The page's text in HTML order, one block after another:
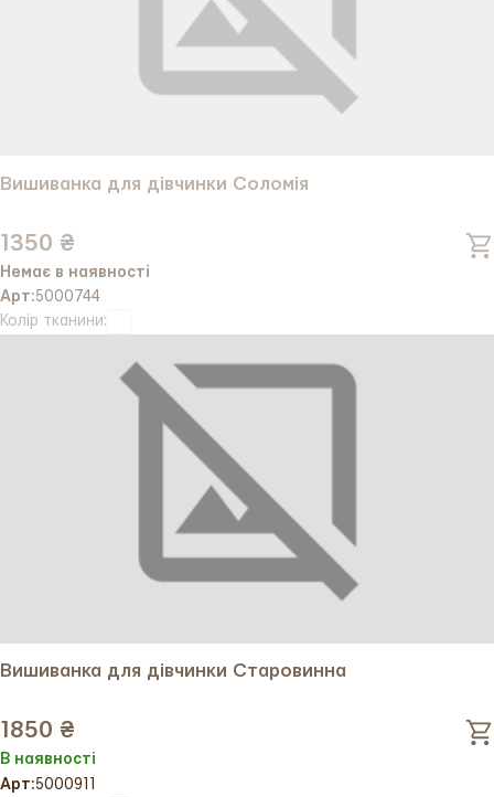
Вишиванка для дівчинки Соломія
1350 ₴
Немає в наявності
Арт:5000744
Колір тканини:
Вишиванка для дівчинки Старовинна
1850 ₴
В наявності
Арт:5000911